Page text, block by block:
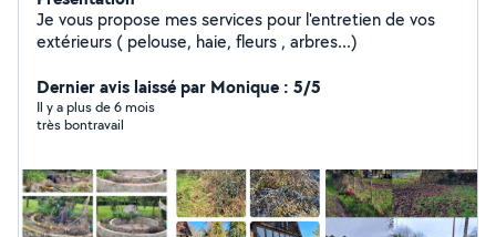
Je vous propose mes services pour l'entretien de vos
extérieurs ( pelouse, haie, fleurs , arbres...)
Dernier avis laissé par Monique : 5/5
Il y a plus de 6 mois
très bontravail